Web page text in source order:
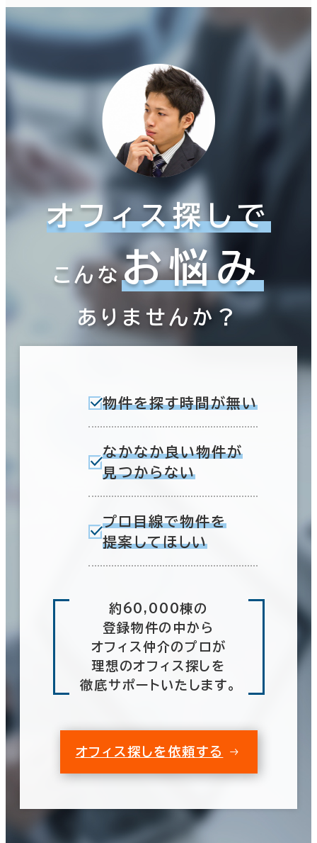
オフィス探しで
こんなお悩み
ありませんか？
物件を探す時間が無い
なかなか良い物件が
見つからない
プロ目線で物件を
提案してほしい
約60,000棟の
登録物件の中から
オフィス仲介のプロが
理想のオフィス探しを
徹底サポートいたします。
オフィス探しを依頼する